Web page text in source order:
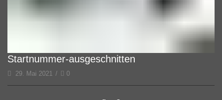
Startnummer-ausgeschnitten
29. Mai 2021 / 0